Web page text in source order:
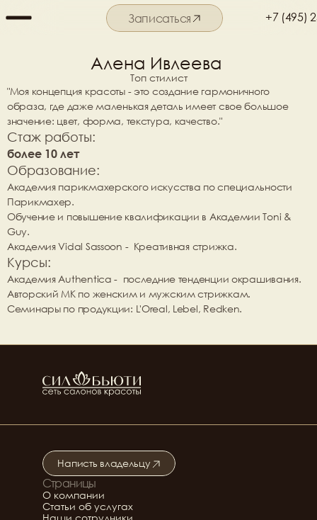
Записаться +7 (495)
Алена Ивлеева
Топ стилист
"Моя концепция красоты - это создание гармоничного
образа, где даже маленькая деталь имеет свое большое
значение: цвет, форма, текстура, качество."
Стаж работы:
более 10 лет
Образование:
Академия парикмахерского искусства по специальности
Парикмахер.
Обучение и повышение квалификации в Академии Toni &
Guy.
Академия Vidal Sassoon -  Креативная стрижка.
Курсы:
Академия Authentica -  последние тенденции окрашивания.
Авторский МК по женским и мужским стрижкам.
Семинары по продукции: L'Oreal, Lebel, Redken.
Страницы
О компании
Статьи об услугах
Написть владельцу
Подробнее о салоне